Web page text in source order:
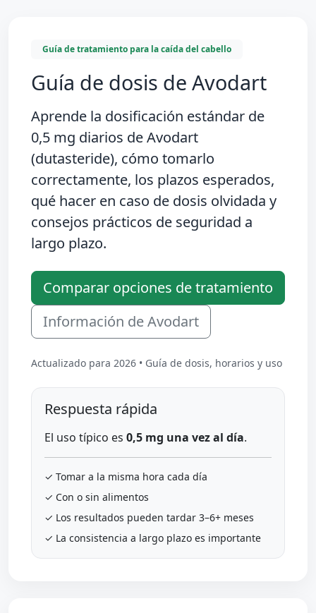
Guía de tratamiento para la caída del cabello
Guía de dosis de Avodart
Aprende la dosificación estándar de
0,5 mg diarios de Avodart
(dutasteride), cómo tomarlo
correctamente, los plazos esperados,
qué hacer en caso de dosis olvidada y
consejos prácticos de seguridad a
largo plazo.
Comparar opciones de tratamiento
Información de Avodart
Actualizado para 2026 • Guía de dosis, horarios y uso
Respuesta rápida
El uso típico es 0,5 mg una vez al día.
✓ Tomar a la misma hora cada día
✓ Con o sin alimentos
✓ Los resultados pueden tardar 3–6+ meses
✓ La consistencia a largo plazo es importante